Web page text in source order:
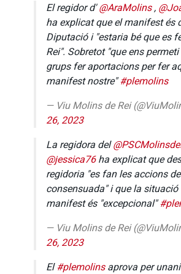
El regidor d'@AraMolins,
ha explicat que el manifest és
Diputació i "estaria bé que es
Rei". Sobretot "que ens
grups fer aportacions per fer
manifest nostre"#plemolins
— Viu Molins de Rei
26, 2023
La regidora del
@jessica76ha explicat que
regidoria "es fan les accions
consensuada" i que la
manifest és "excepcional"
— Viu Molins de Rei
26, 2023
El#plemolinsaprova per